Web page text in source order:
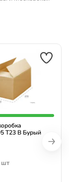
Т23 В Бурый
шт